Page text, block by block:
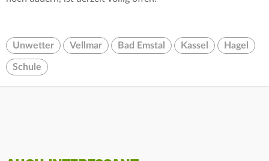
Unwetter Vellmar Bad Emstal Kassel Hagel
Schule